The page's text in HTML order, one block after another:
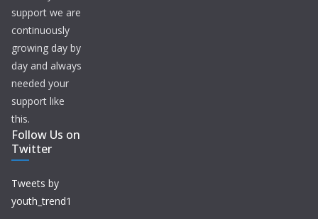
support we are
continuously
growing day by
day and always
needed your
support like
this.
Follow Us on
Twitter
Tweets by
youth_trend1